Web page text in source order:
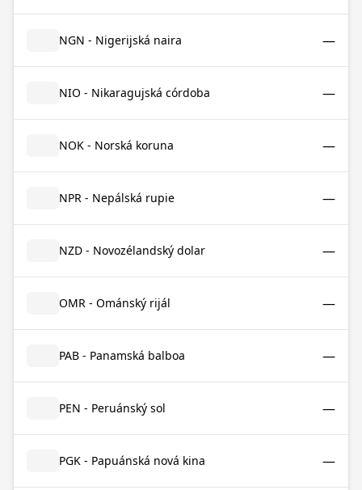
NGN - Nigerijská naira —
NIO - Nikaragujská córdoba —
NOK - Norská koruna —
NPR - Nepálská rupie —
NZD - Novozélandský dolar —
OMR - Ománský rijál —
PAB - Panamská balboa —
PEN - Peruánský sol —
PGK - Papuánská nová kina —